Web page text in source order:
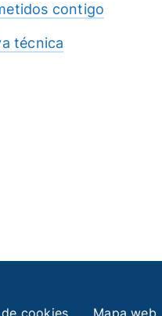
contigo
técnica
cookies Mapa web